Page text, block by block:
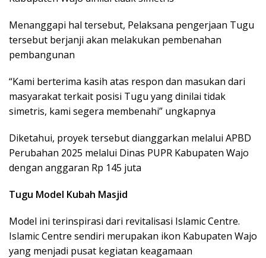
Menanggapi hal tersebut, Pelaksana pengerjaan Tugu
tersebut berjanji akan melakukan pembenahan
pembangunan
“Kami berterima kasih atas respon dan masukan dari
masyarakat terkait posisi Tugu yang dinilai tidak
simetris, kami segera membenahi” ungkapnya
Diketahui, proyek tersebut dianggarkan melalui APBD
Perubahan 2025 melalui Dinas PUPR Kabupaten Wajo
dengan anggaran Rp 145 juta
Tugu Model Kubah Masjid
Model ini terinspirasi dari revitalisasi Islamic Centre.
Islamic Centre sendiri merupakan ikon Kabupaten Wajo
yang menjadi pusat kegiatan keagamaan